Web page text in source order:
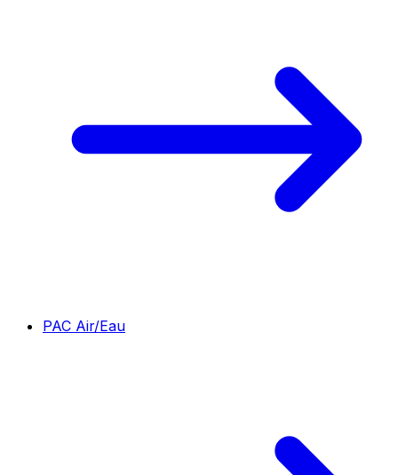
PAC Air/Eau